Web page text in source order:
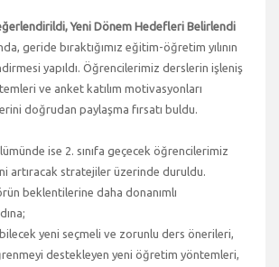
Yeni Dönem Hedefleri Belirlendi
geride bıraktığımız eğitim-öğretim yılının
yapıldı. Öğrencilerimiz derslerin işleniş
ve anket katılım motivasyonları
doğrudan paylaşma fırsatı buldu.
ise 2. sınıfa geçecek öğrencilerimiz
artıracak stratejiler üzerinde duruldu.
beklentilerine daha donanımlı
yeni seçmeli ve zorunlu ders önerileri,
destekleyen yeni öğretim yöntemleri,